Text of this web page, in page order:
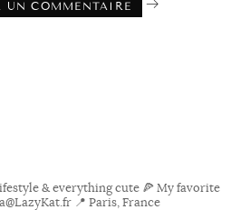
& everything cute 🍕 My favorite
📍 Paris, France